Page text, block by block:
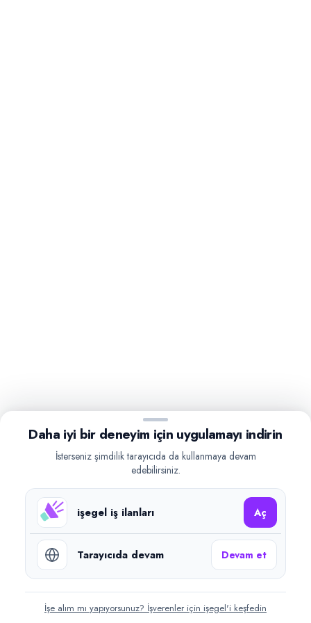
Daha iyi bir deneyim için uygulamayı indirin
İsterseniz şimdilik tarayıcıda da kullanmaya devam
edebilirsiniz.
işegel iş ilanları Aç
Tarayıcıda devam Devam et
İşe alım mı yapıyorsunuz? İşverenler için işegel'i keşfedin